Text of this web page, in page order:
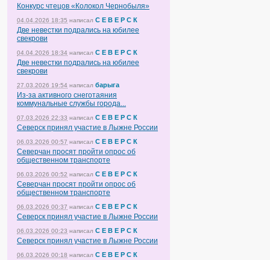
Конкурс чтецов «Колокол Чернобыля»
04.04.2026 18:35 написал С Е В Е Р С К
Две невестки подрались на юбилее
свекрови
04.04.2026 18:34 написал С Е В Е Р С К
Две невестки подрались на юбилее
свекрови
27.03.2026 19:54 написал барыга
Из-за активного снеготаяния
коммунальные службы города...
07.03.2026 22:33 написал С Е В Е Р С К
Северск принял участие в Лыжне России
06.03.2026 00:57 написал С Е В Е Р С К
Северчан просят пройти опрос об
общественном транспорте
06.03.2026 00:52 написал С Е В Е Р С К
Северчан просят пройти опрос об
общественном транспорте
06.03.2026 00:37 написал С Е В Е Р С К
Северск принял участие в Лыжне России
06.03.2026 00:23 написал С Е В Е Р С К
Северск принял участие в Лыжне России
06.03.2026 00:18 написал С Е В Е Р С К